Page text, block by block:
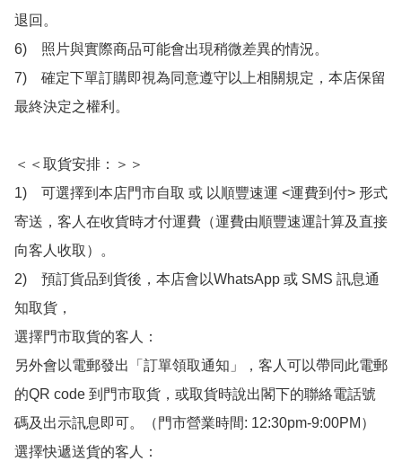
退回。
6)　照片與實際商品可能會出現稍微差異的情況。
7)　確定下單訂購即視為同意遵守以上相關規定，本店保留
最終決定之權利。
＜＜取貨安排：＞＞
1)　可選擇到本店門市自取 或 以順豐速運 <運費到付> 形式
寄送，客人在收貨時才付運費（運費由順豐速運計算及直接
向客人收取）。
2)　預訂貨品到貨後，本店會以WhatsApp 或 SMS 訊息通
知取貨，
選擇門市取貨的客人：
另外會以電郵發出「訂單領取通知」，客人可以帶同此電郵
的QR code 到門市取貨，或取貨時說出閣下的聯絡電話號
碼及出示訊息即可。（門市營業時間: 12:30pm-9:00PM）
選擇快遞送貨的客人：